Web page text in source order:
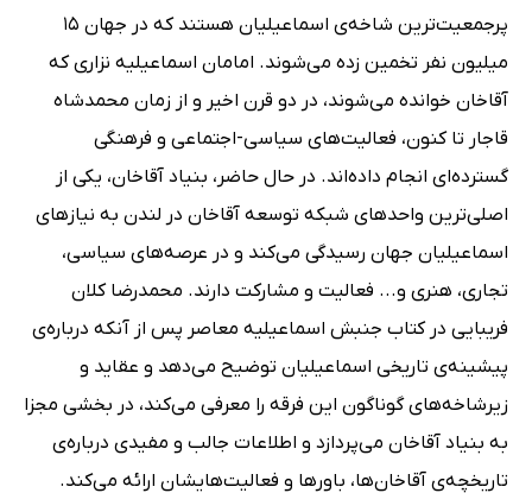
پرجمعیت‌ترین شاخه‌ی اسماعیلیان هستند که در جهان 15
میلیون نفر تخمین زده می‌شوند. امامان اسماعیلیه‌ نزاری که
آقاخان خوانده می‌شوند، در دو قرن اخیر و از زمان محمدشاه
قاجار تا کنون، فعالیت‌های سیاسی-اجتماعی و فرهنگی
گسترده‌ای انجام داده‌اند. در حال حاضر، بنیاد آقاخان، یکی از
اصلی‌ترین واحدهای شبکه توسعه آقاخان در لندن به نیازهای
اسماعیلیان جهان رسیدگی می‌کند و در عرصه‌های سیاسی،
تجاری، هنری و... فعالیت و مشارکت دارند. محمدرضا کلان
فریبایی در کتاب جنبش اسماعیلیه معاصر پس از آنکه درباره‌ی
پیشینه‌ی تاریخی اسماعیلیان توضیح می‌دهد و عقاید و
زیرشاخه‌های گوناگون این فرقه را معرفی می‌کند، در بخشی مجزا
به بنیاد آقاخان می‌پردازد و اطلاعات جالب و مفیدی درباره‌ی
تاریخچه‌ی آقاخان‌ها، باورها و فعالیت‌هایشان ارائه می‌کند.